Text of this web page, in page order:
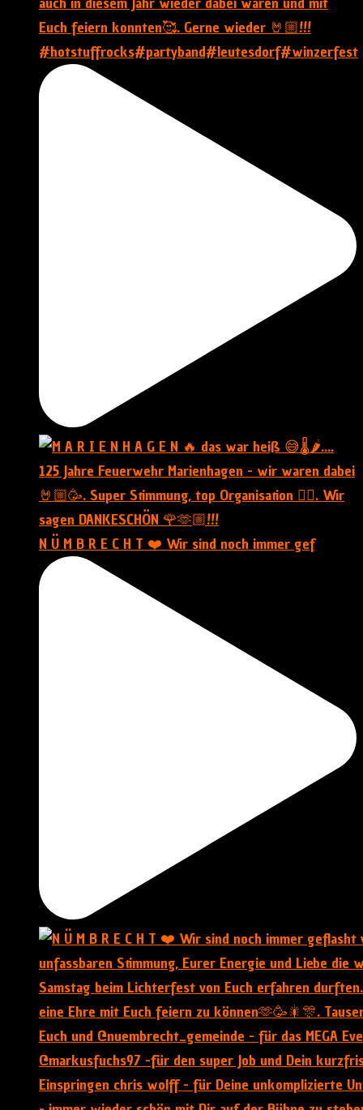
N Ü M B R E C H T ❤️ Wir sind noch immer gef